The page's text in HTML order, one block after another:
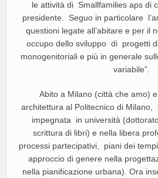
le attività di Smallfamilies aps di
presidente. Seguo in particolare
questioni legate all’abitare e per il
occupo dello sviluppo di progetti
monogenitoriali e più in generale
variabile”.
Abito a Milano (città che amo)
architettura al Politecnico di Milano,
impegnata in università
scrittura di libri) e nella libera
processi partecipativi, piani dei
approccio di genere nella
nella pianificazione urbana). Ora